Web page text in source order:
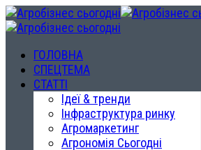
ГОЛОВНА
СПЕЦТЕМА
СТАТТІ
Ідеї & тренди
Інфраструктура ринку
Агромаркетинг
Агрономія Сьогодні